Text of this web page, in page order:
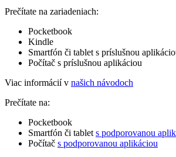
Prečítate na zariadeniach:
Pocketbook
Kindle
Smartfón či tablet s príslušnou
Počítač s príslušnou aplikáciou
Viac informácií v našich návodoch
Prečítate na:
Pocketbook
Smartfón či tablet s podporovanou
Počítač s podporovanou aplikáciou